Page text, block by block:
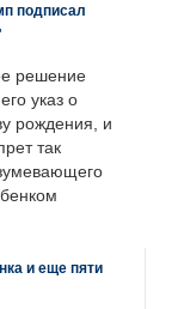
подписал
решение
указ о
рождения, и
так
и еще пяти